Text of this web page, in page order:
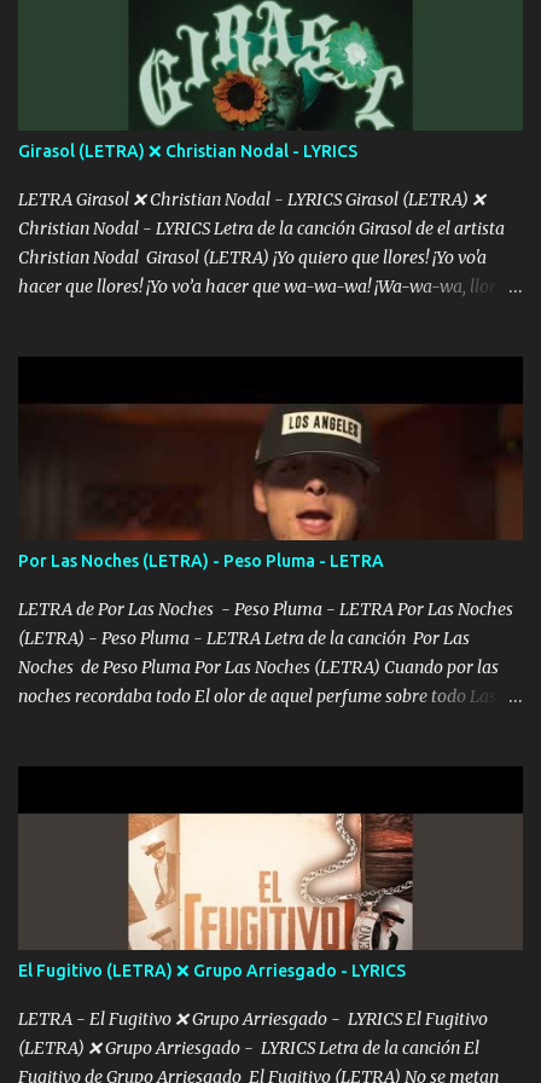
dientes Por falta de empatía le toca ser resiliente ¿Acaso eres
consciente de los followers que mueves? Parcerito, abre los ojos y
ve el poder que tienes Otro chiste malo son los nombres de tus
álbum's "José, vibras colores con la energía del diablo " ¿Si ...
Girasol (LETRA) ❌ Christian Nodal - LYRICS
LETRA Girasol ❌ Christian Nodal - LYRICS Girasol (LETRA) ❌
Christian Nodal - LYRICS Letra de la canción Girasol de el artista
Christian Nodal Girasol (LETRA) ¡Yo quiero que llores! ¡Yo vo'a
hacer que llores! ¡Yo vo’a hacer que wa-wa-wa! ¡Wa-wa-wa, llores!
intentas rimar Pobre payaso que usa a todo el mundo pa' conectar
con la gente Dices "Latino Gang" pero pisas a to'a tu gente Pa’ dar
mensajes, m'ijo, hay quе ser coherentеs Si tú no eres artista, al
menos se prudente Hoy me sabe a mierda, traigo un Balvin en los
dientes Por falta de empatía le toca ser resiliente ¿Acaso eres
consciente de los followers que mueves? Parcerito, abre los ojos y
ve el poder que tienes Otro chiste malo son los nombres de tus
álbum's "José, vibras colores con la energía del diablo " ¿Si ...
Por Las Noches (LETRA) - Peso Pluma - LETRA
LETRA de Por Las Noches - Peso Pluma - LETRA Por Las Noches
(LETRA) - Peso Pluma - LETRA Letra de la canción Por Las
Noches de Peso Pluma Por Las Noches (LETRA) Cuando por las
noches recordaba todo El olor de aquel perfume sobre todo Las
estár Pasarán... Solito me dejaras Intentar... Solo un beso y tú te vas
De mi vida... Cómo tú no hay nadie más No hay nadie
más Si te sientes sola no me llames porfa Me pongo sencible e
imagino tu sombra Clase azul es el tequila e interior la ropa Clip
cap la champagne el polvo es color rosa Me contacto un ángel eres
tú mi hermosa La que me alegra los días y sigo tomando Y
pensar... Que tú ya no vas a estar Pasarán... Solito me dejaras
Intentar... ...
El Fugitivo (LETRA) ❌ Grupo Arriesgado - LYRICS
LETRA - El Fugitivo ❌ Grupo Arriesgado - LYRICS El Fugitivo
(LETRA) ❌ Grupo Arriesgado - LYRICS Letra de la canción El
Fugitivo de Grupo Arriesgado El Fugitivo (LETRA) No se metan